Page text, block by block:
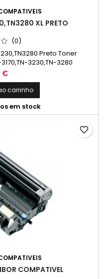
XL PRETO
(0)
Preto Toner
3230,TN-3280
Pág
€
carrinho
em stock
COMPATIVEL
favorite_border